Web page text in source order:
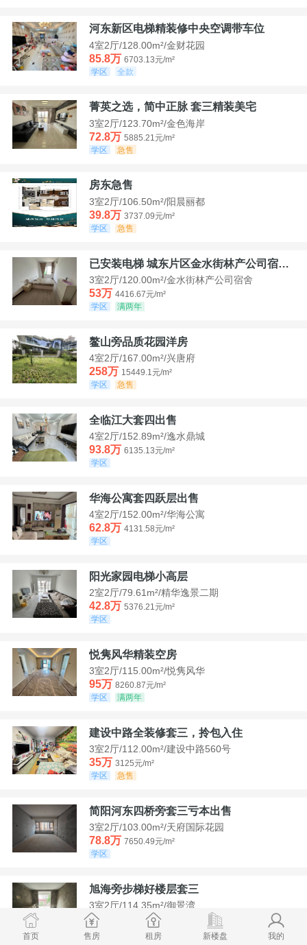
河东新区电梯精装修中央空调带车位
4室2厅/128.00m²/金财花园
85.8万 6703.13元/m²
学区
全款
菁英之选，简中正脉 套三精装美宅
3室2厅/123.70m²/金色海岸
72.8万 5885.21元/m²
学区
急售
房东急售
3室2厅/106.50m²/阳晨丽都
39.8万 3737.09元/m²
学区
急售
已安装电梯 城东片区金水街林产公司宿舍套三可看江景
3室2厅/120.00m²/金水街林产公司宿舍
53万 4416.67元/m²
学区
满两年
鳌山旁品质花园洋房
4室2厅/167.00m²/兴唐府
258万 15449.1元/m²
学区
急售
全临江大套四出售
4室2厅/152.89m²/逸水鼎城
93.8万 6135.13元/m²
学区
华海公寓套四跃层出售
4室2厅/152.00m²/华海公寓
62.8万 4131.58元/m²
学区
阳光家园电梯小高层
2室2厅/79.61m²/精华逸景二期
42.8万 5376.21元/m²
学区
悦隽风华精装空房
3室2厅/115.00m²/悦隽风华
95万 8260.87元/m²
学区
满两年
建设中路全装修套三，拎包入住
3室2厅/112.00m²/建设中路560号
35万 3125元/m²
学区
急售
简阳河东四桥旁套三亏本出售
3室2厅/103.00m²/天府国际花园
78.8万 7650.49元/m²
学区
旭海旁步梯好楼层套三
3室2厅/114.35m²/御景湾
52万
4547.44元/m²
学区
首页 售房 租房 新楼盘 我的